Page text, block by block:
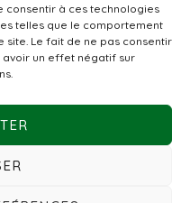
consentir à ces technologies
telles que le comportement
site. Le fait de ne pas consentir
un effet négatif sur
de confidentialité